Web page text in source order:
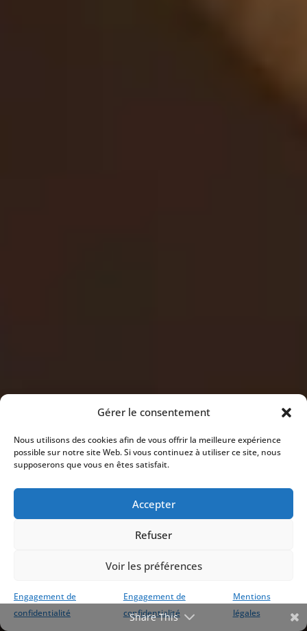
Gérer le consentement
Nous utilisons des cookies afin de vous offrir la meilleure expérience
possible sur notre site Web. Si vous continuez à utiliser ce site, nous
supposerons que vous en êtes satisfait.
Accepter
Refuser
Voir les préférences
Engagement de
confidentialité
Engagement de
confidentialité
Mentions
légales
Share This